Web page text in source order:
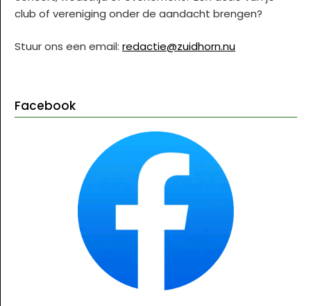
club of vereniging onder de aandacht brengen?
Stuur ons een email: redactie@zuidhorn.nu
Facebook